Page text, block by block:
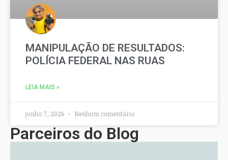
MANIPULAÇÃO DE RESULTADOS:
POLÍCIA FEDERAL NAS RUAS
LEIA MAIS »
junho 7, 2026 Nenhum comentário
Parceiros do Blog